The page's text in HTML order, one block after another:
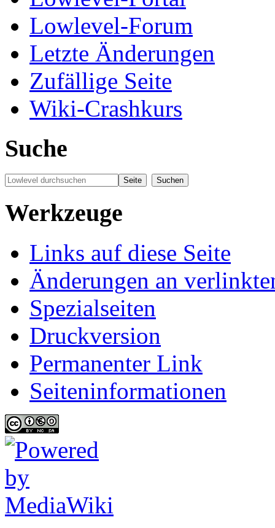
Lowlevel-Forum
Letzte Änderungen
Zufällige Seite
Wiki-Crashkurs
Suche
Werkzeuge
Links auf diese Seite
Änderungen an
Spezialseiten
Druckversion
Permanenter Link
Seiten­informationen